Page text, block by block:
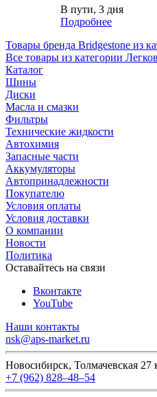
В пути, 3 дня
Подробнее
Товары бренда Bridgestone из
Все товары из категории
Каталог
Шины
Диски
Масла и смазки
Фильтры
Технические жидкости
Автохимия
Запасные части
Аккумуляторы
Автопринадлежности
Покупателю
Условия оплаты
Условия доставки
О компании
Новости
Политика
Оставайтесь на связи
Вконтакте
YouTube
Наши контакты
nsk@aps-market.ru
Новосибирск, Толмачевская 27
+7 (962) 828‒48‒54